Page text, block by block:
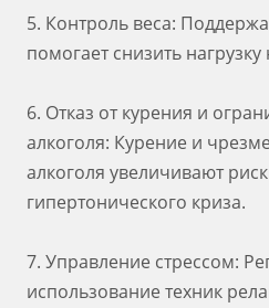
5. Контроль веса:
помогает снизить
6. Отказ от курения и
алкоголя: Курение и
алкоголя увеличивают
гипертонического криза.
7. Управление стрессом:
использование техник